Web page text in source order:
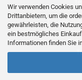
Wir verwenden Cookies
Drittanbietern, um die
gewährleisten, die
ein bestmögliches
Informationen finden Sie
Fragen